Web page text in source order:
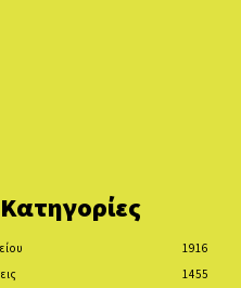
1916
1455